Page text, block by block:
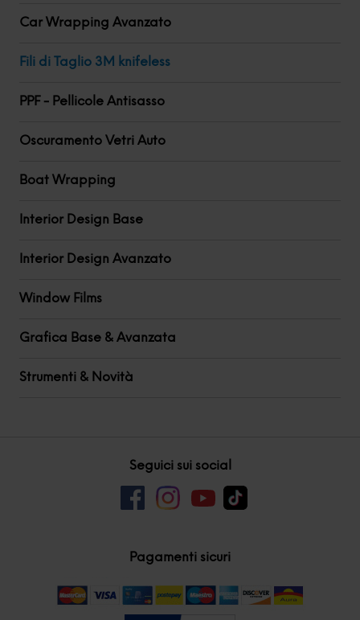
Car Wrapping Avanzato
Fili di Taglio 3M knifeless
PPF - Pellicole Antisasso
Oscuramento Vetri Auto
Boat Wrapping
Interior Design Base
Interior Design Avanzato
Window Films
Grafica Base & Avanzata
Strumenti & Novità
Seguici sui social
Pagamenti sicuri